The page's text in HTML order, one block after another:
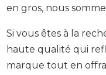
en gros, nous
Si vous êtes à la
haute qualité qui
marque tout en